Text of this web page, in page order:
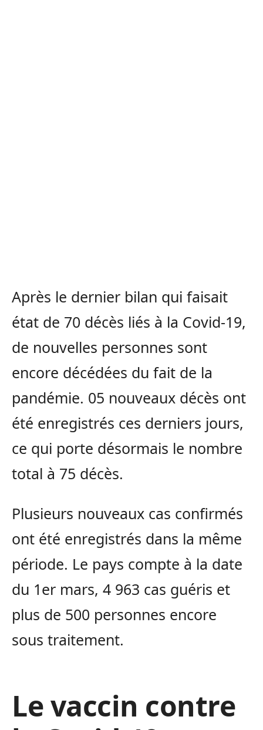
Après le dernier bilan qui faisait
état de 70 décès liés à la Covid-19,
de nouvelles personnes sont
encore décédées du fait de la
pandémie. 05 nouveaux décès ont
été enregistrés ces derniers jours,
ce qui porte désormais le nombre
total à 75 décès.
Plusieurs nouveaux cas confirmés
ont été enregistrés dans la même
période. Le pays compte à la date
du 1er mars, 4 963 cas guéris et
plus de 500 personnes encore
sous traitement.
Le vaccin contre